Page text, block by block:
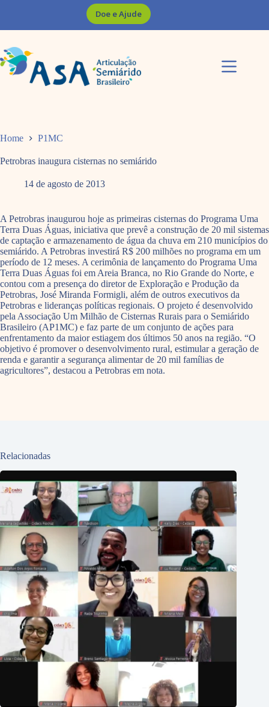
Doe e Ajude
Home P1MC
Petrobras inaugura cisternas no semiárido
14 de agosto de 2013
A Petrobras inaugurou hoje as primeiras cisternas do Programa Uma
Terra Duas Águas, iniciativa que prevê a construção de 20 mil sistemas
de captação e armazenamento de água da chuva em 210 municípios do
semiárido. A Petrobras investirá R$ 200 milhões no programa em um
período de 12 meses. A cerimônia de lançamento do Programa Uma
Terra Duas Águas foi em Areia Branca, no Rio Grande do Norte, e
contou com a presença do diretor de Exploração e Produção da
Petrobras, José Miranda Formigli, além de outros executivos da
Petrobras e lideranças políticas regionais. O projeto é desenvolvido
pela Associação Um Milhão de Cisternas Rurais para o Semiárido
Brasileiro (AP1MC) e faz parte de um conjunto de ações para
enfrentamento da maior estiagem dos últimos 50 anos na região. “O
objetivo é promover o desenvolvimento rural, estimular a geração de
renda e garantir a segurança alimentar de 20 mil famílias de
agricultores”, destacou a Petrobras em nota.
Relacionadas